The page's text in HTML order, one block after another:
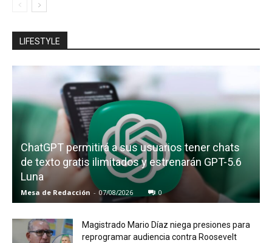
LIFESTYLE
ChatGPT permitirá a sus usuarios tener chats
de texto gratis ilimitados y estrenarán GPT-5.6
Luna
Mesa de Redacción - 07/08/2026 0
Magistrado Mario Díaz niega presiones para
reprogramar audiencia contra Roosevelt